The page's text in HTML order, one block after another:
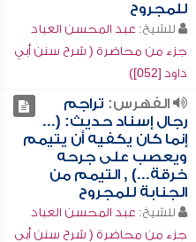
للمجروح
للشيخ: عبد المحسن العباد
جزء من محاضرة ( شرح سنن أبي
داود [052])
الفهرس: تراجم
رجال إسناد حديث: (...
إنما كان يكفيه أن يتيمم
ويعصب على جرحه
خرقة...) , التيمم من
الجنابة للمجروح
للشيخ: عبد المحسن العباد
جزء من محاضرة ( شرح سنن أبي